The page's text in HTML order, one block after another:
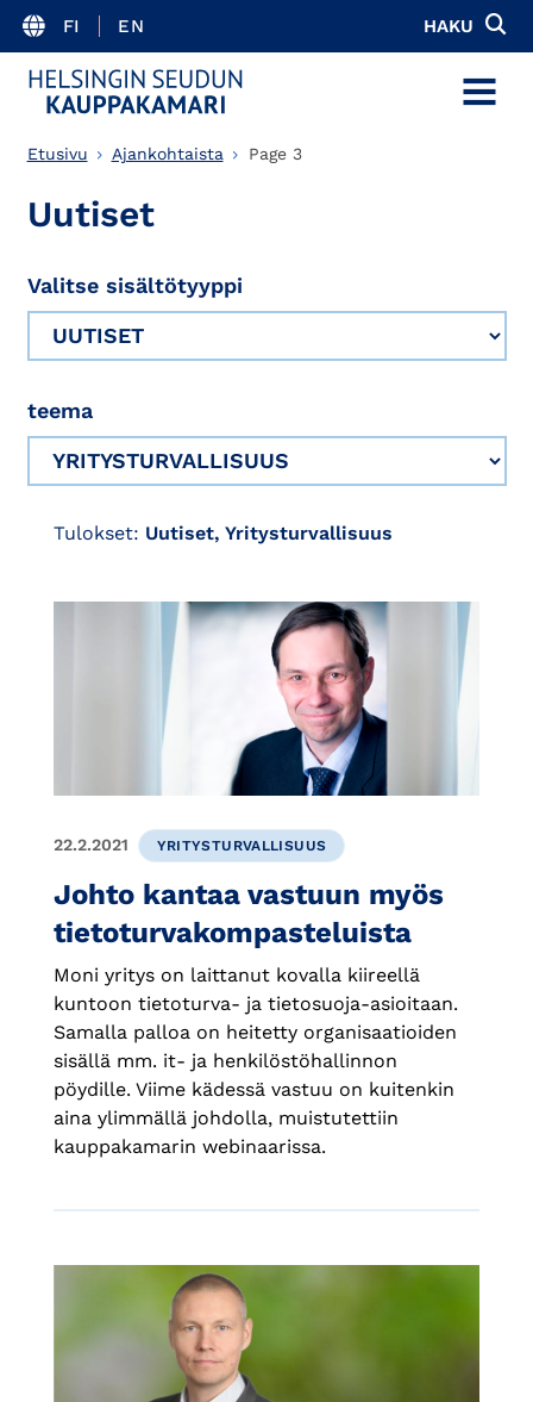
FI EN HAKU
MENU
Etusivu Ajankohtaista Page 3
Uutiset
Valitse sisältötyyppi
teema
Tulokset: Uutiset, Yritysturvallisuus
22.2.2021 YRITYSTURVALLISUUS
Johto kantaa vastuun myös
tietoturvakompasteluista
Moni yritys on laittanut kovalla kiireellä
kuntoon tietoturva- ja tietosuoja-asioitaan.
Samalla palloa on heitetty organisaatioiden
sisällä mm. it- ja henkilöstöhallinnon
pöydille. Viime kädessä vastuu on kuitenkin
aina ylimmällä johdolla, muistutettiin
kauppakamarin webinaarissa.